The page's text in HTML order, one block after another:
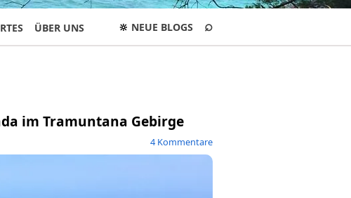
🔆 NEUE BLOGS ⌕
ÜBER UNS
im Tramuntana Gebirge
4 Kommentare